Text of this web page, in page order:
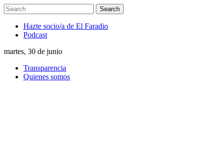
Hazte socio/a de El Faradio
Podcast
martes, 30 de junio
Transparencia
Quienes somos